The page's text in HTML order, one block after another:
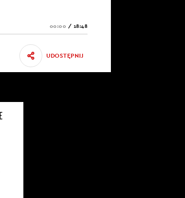
00:00 / 18:48
UDOSTĘPNIJ